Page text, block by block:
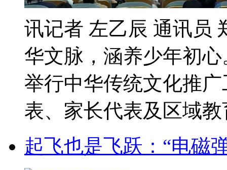
讯记者 左乙辰 通讯员
华文脉，涵养少年初
举行中华传统文化推
表、家长代表及区域
起飞也是飞跃：“电磁